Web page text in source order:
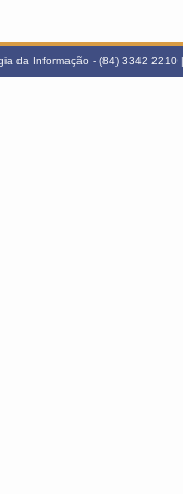
da Informação - (84) 3342